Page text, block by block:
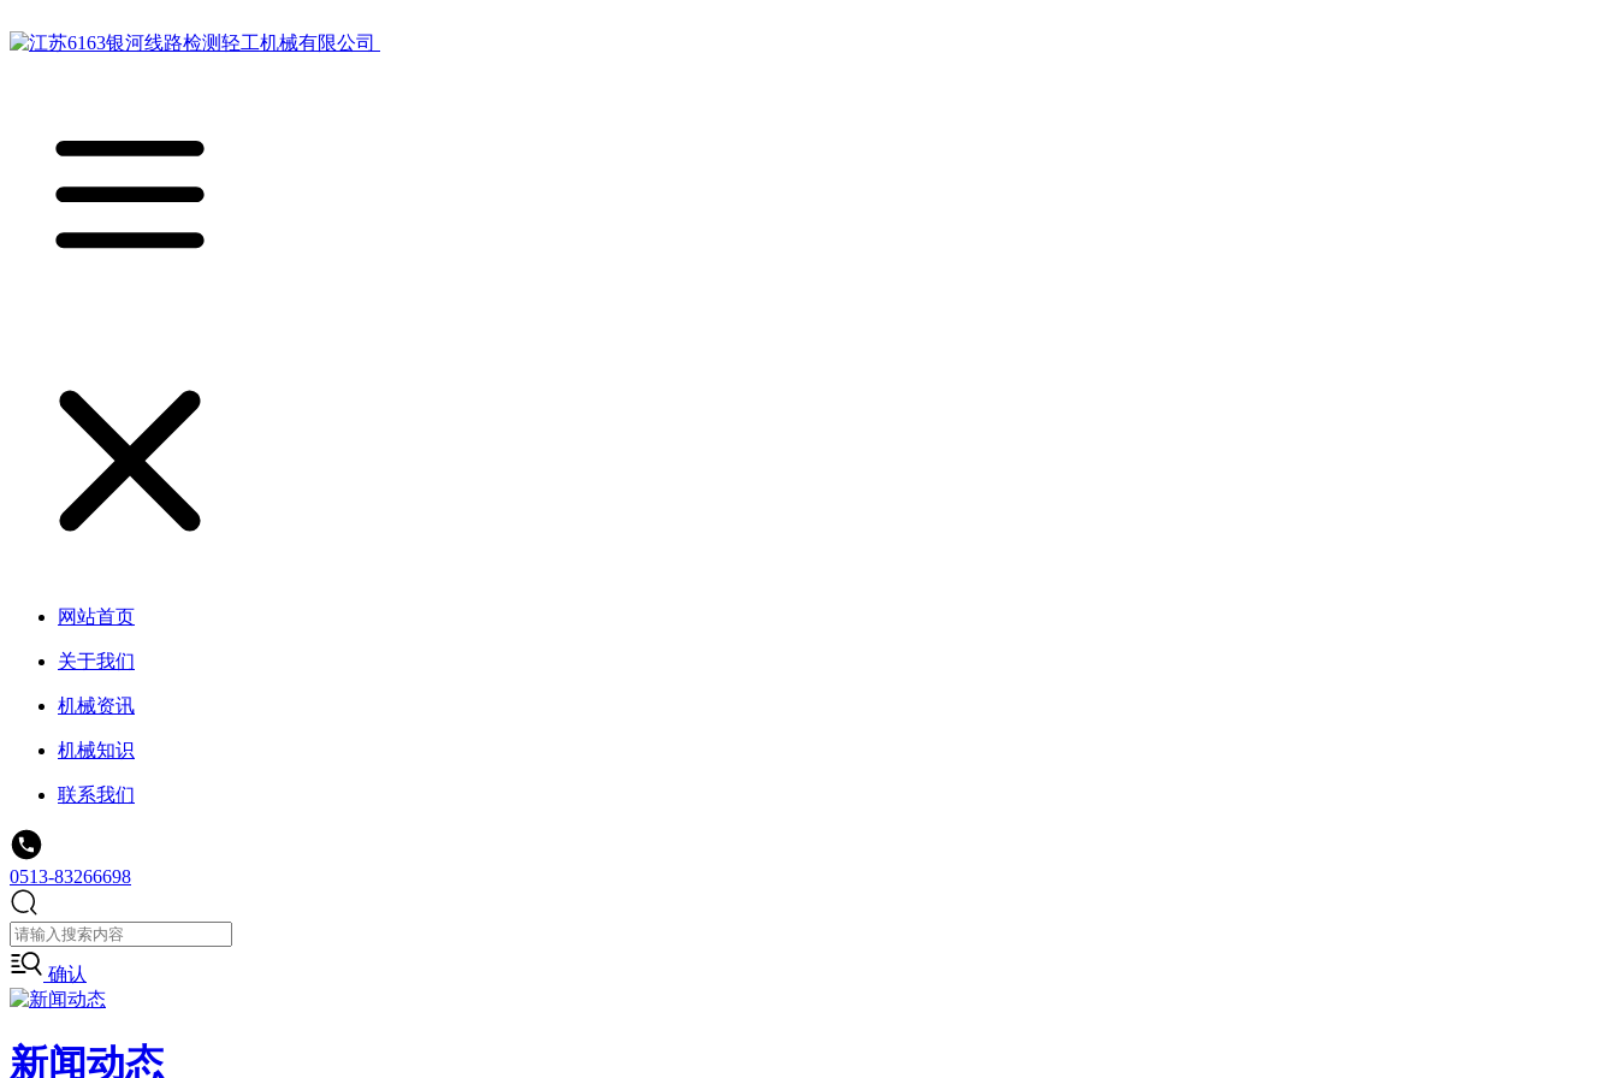
网站首页
关于我们
机械资讯
机械知识
联系我们
0513-83266698
确认
新闻动态